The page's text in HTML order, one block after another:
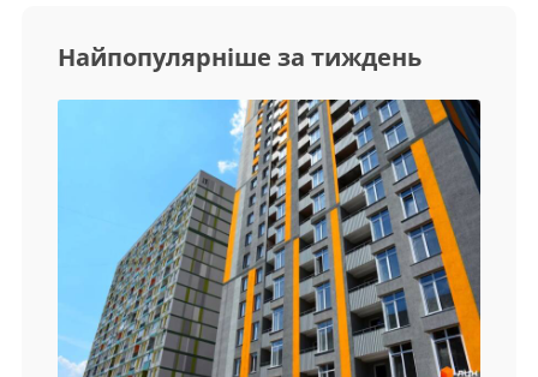
Найпопулярніше за тиждень